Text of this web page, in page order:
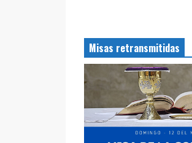
Misas retransmitidas